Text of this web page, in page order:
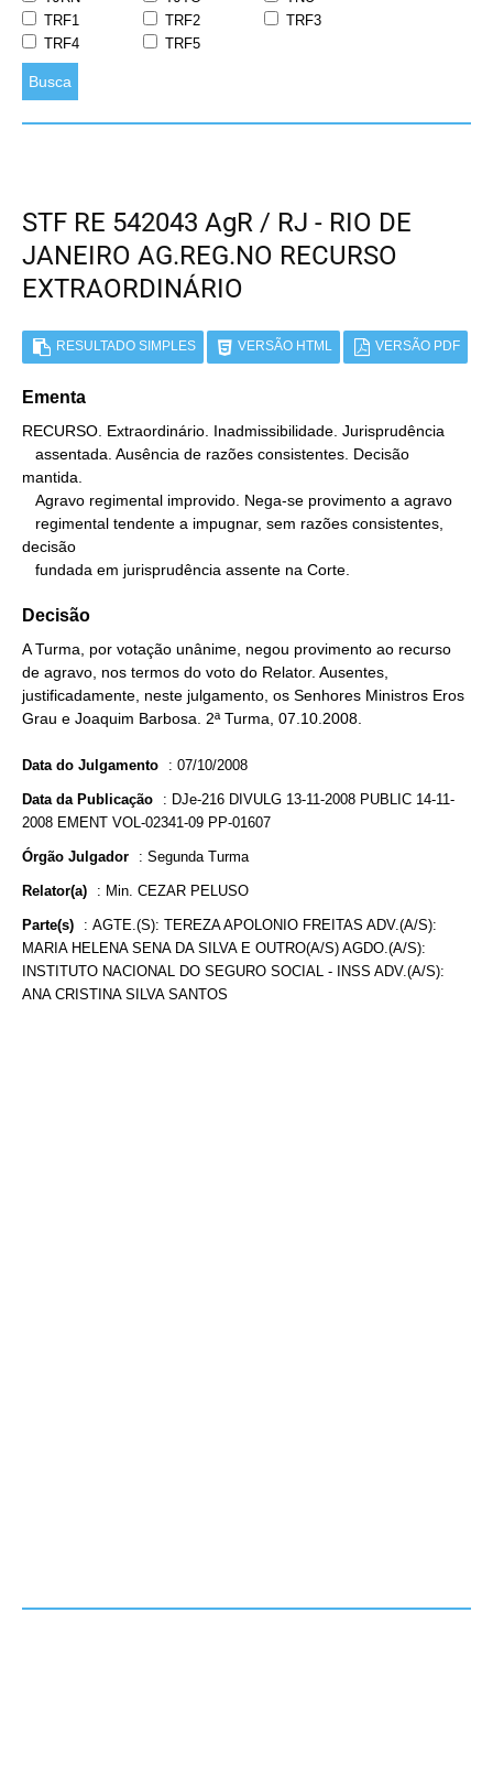
TRF1
TRF2
TRF3
TRF4
TRF5
Busca
STF RE 542043 AgR / RJ - RIO DE
JANEIRO AG.REG.NO RECURSO
EXTRAORDINÁRIO
RESULTADO SIMPLES VERSÃO HTML VERSÃO PDF
Ementa
RECURSO. Extraordinário. Inadmissibilidade. Jurisprudência
mantida.
decisão
   fundada em jurisprudência assente na Corte.
Decisão
A Turma, por votação unânime, negou provimento ao recurso
de agravo, nos termos do voto do Relator. Ausentes,
justificadamente, neste julgamento, os Senhores Ministros Eros
Grau e Joaquim Barbosa. 2ª Turma, 07.10.2008.
Data do Julgamento : 07/10/2008
Data da Publicação : DJe-216 DIVULG 13-11-2008 PUBLIC 14-11-
2008 EMENT VOL-02341-09 PP-01607
Órgão Julgador : Segunda Turma
Relator(a) : Min. CEZAR PELUSO
Parte(s) : AGTE.(S): TEREZA APOLONIO FREITAS ADV.(A/S):
MARIA HELENA SENA DA SILVA E OUTRO(A/S) AGDO.(A/S):
INSTITUTO NACIONAL DO SEGURO SOCIAL - INSS ADV.(A/S):
ANA CRISTINA SILVA SANTOS